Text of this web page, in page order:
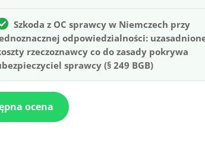
Szkoda z OC sprawcy w Niemczech przy
odpowiedzialności:
rzeczoznawcy co do zasady pokrywa
sprawcy (§ 249 BGB)
ocena